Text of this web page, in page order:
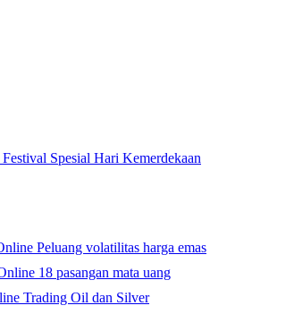
Spesial Hari Kemerdekaan
Peluang volatilitas harga emas
18 pasangan mata uang
Trading Oil dan Silver